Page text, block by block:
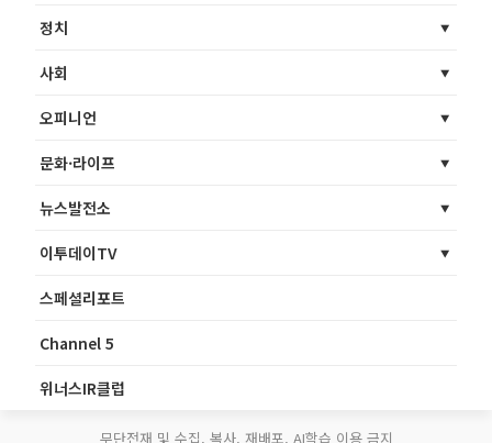
정치
사회
오피니언
문화·라이프
뉴스발전소
이투데이TV
스페셜리포트
Channel 5
위너스IR클럽
무단전재 및 수집, 복사, 재배포, AI학습 이용 금지